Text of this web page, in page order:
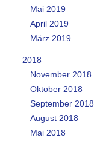
Mai 2019
April 2019
März 2019
2018
November 2018
Oktober 2018
September 2018
August 2018
Mai 2018